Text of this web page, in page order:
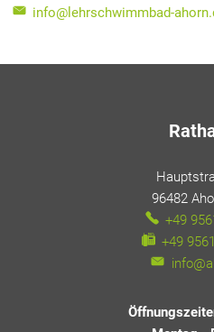
info@lehrschwimmbad-
96482
+49
+49